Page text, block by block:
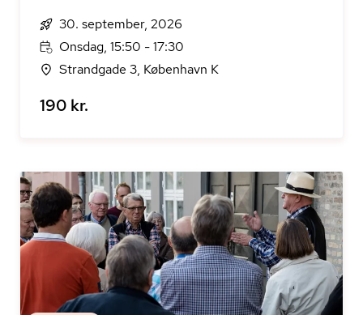
30. september, 2026
Onsdag, 15:50 - 17:30
Strandgade 3, København K
190 kr.